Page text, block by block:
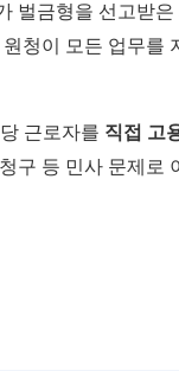
벌금형을 선고받
청이 모든 업무를
근로자를 직접 고
구 등 민사 문제로